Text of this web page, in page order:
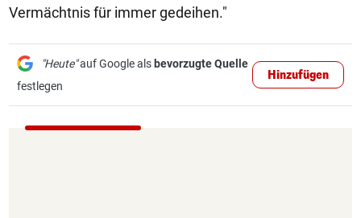
Vermächtnis für immer gedeihen."
"Heute"auf Google als bevorzugte Quelle
festlegen
Hinzufügen